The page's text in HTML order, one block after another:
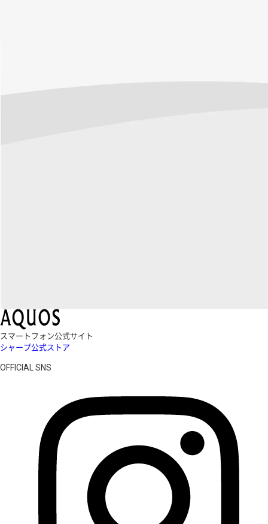
スマートフォン公式サイト
シャープ公式ストア
OFFICIAL SNS